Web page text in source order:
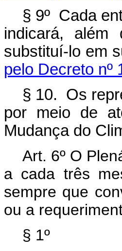
§ 9º Cada
indicará, além
substituí-lo em
pelo Decreto nº
§ 10. Os
por meio de
Mudança do
Art. 6º O
a cada três
sempre que
ou a
§ 1º